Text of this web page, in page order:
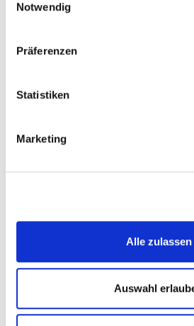
Notwendig
Präferenzen
Statistiken
Marketing
Alle zulassen
Auswahl
interessieren könnten